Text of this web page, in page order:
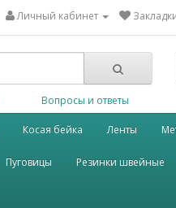
Личный кабинет
Вопросы и ответы
Косая бейка Ленты
Пуговицы Резинки швейные